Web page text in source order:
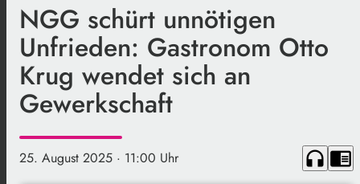
NGG schürt unnötigen
Unfrieden: Gastronom Otto
Krug wendet sich an
Gewerkschaft
25. August 2025 · 11:00 Uhr headphones chrome_reader_mode